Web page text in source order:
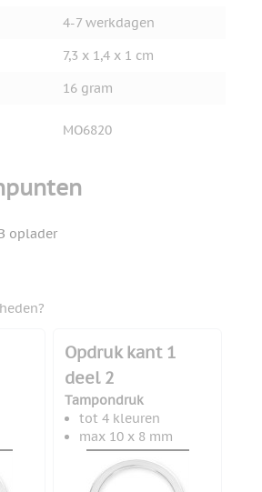
4-7 werkdagen
7,3 x 1,4 x 1 cm
16 gram
MO6820
oplader
Opdruk kant 1
deel 2
Tampondruk
tot 4 kleuren
max 10 x 8 mm